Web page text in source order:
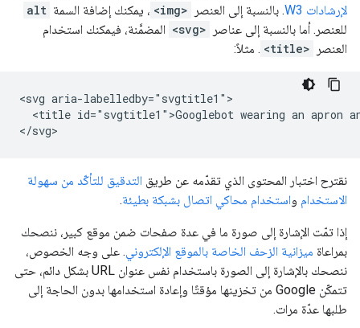
لإرشادات W3
. بالنسبة إلى العنصر <img> ، يمكنك إضافة السمة alt
للعنصر. أما بالنسبة إلى عناصر
<svg> المضمَّنة، فيمكنك استخدام
العنصر
<title> . مثلاً:
<svg aria-labelledby="svgtitle1">
<title id="svgtitle1">Googlebot wearing an apron
</svg>
نقترح اختبار المحتوى الذي تقدّمه عن طريق التدقيق للتأكّد من سهولة
الاستخدام واستخدام محاكي اتصال بشبكة بطيئة.
إذا تمّت الإشارة إلى صورة ما في عدة صفحات ضمن موقع كبير، ننصحك
بمراعاة ميزانية الزحف الخاصة بالموقع الإلكتروني . على وجه الخصوص،
ننصحك بالإشارة إلى الصورة باستخدام نفس عنوان URL بشكل دائم، حتى
تتمكّن Google من تخزينها مؤقتًا وإعادة استخدامها بدون الحاجة إلى
طلبها عدّة مرات.